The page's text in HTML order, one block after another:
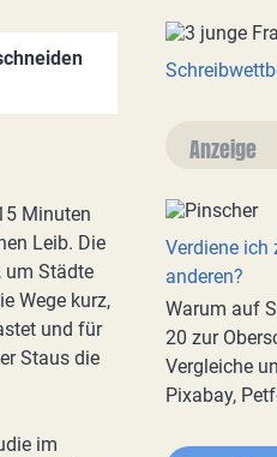
Minuten
Leib. Die
um Städte
Wege kurz,
und für
Staus die
im
Anzeige
Verdiene ich
anderen?
Warum auf
20 zur
Vergleiche
Pixabay,